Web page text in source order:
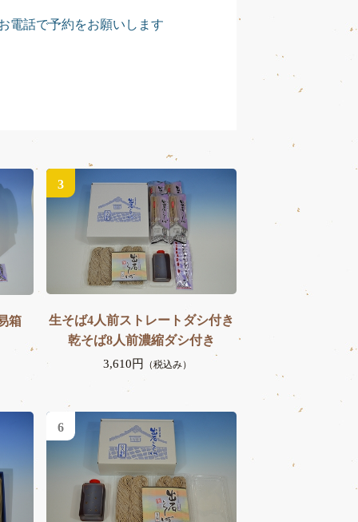
電話で予約をお願いします
箱
3
生そば4人前ストレートダシ付き
乾そば8人前濃縮ダシ付き
3,610円 （税込み）
6